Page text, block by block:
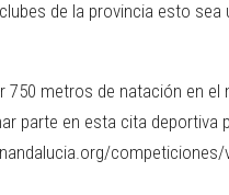
de la provincia esto sea
metros de natación en el
parte en esta cita deportiva
competiciones/